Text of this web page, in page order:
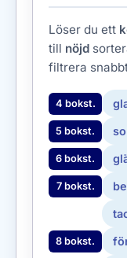
Löser du ett
till nöjd
filtrera
4 bokst.
5 bokst.
6 bokst.
7 bokst.
8 bokst.